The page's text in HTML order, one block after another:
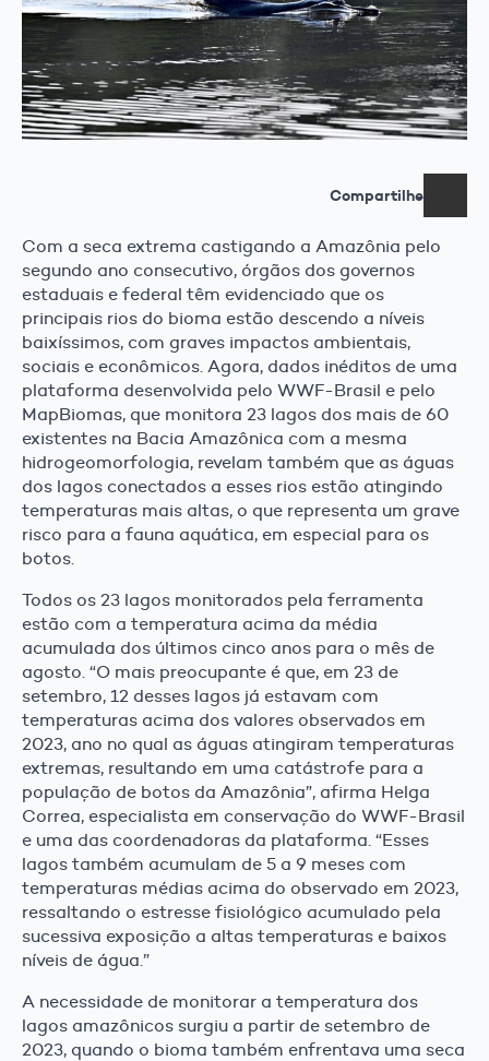
Compartilhe
Com a seca extrema castigando a Amazônia pelo
segundo ano consecutivo, órgãos dos governos
estaduais e federal têm evidenciado que os
principais rios do bioma estão descendo a níveis
baixíssimos, com graves impactos ambientais,
sociais e econômicos. Agora, dados inéditos de uma
plataforma desenvolvida pelo WWF-Brasil e pelo
MapBiomas, que monitora 23 lagos dos mais de 60
existentes na Bacia Amazônica com a mesma
hidrogeomorfologia, revelam também que as águas
dos lagos conectados a esses rios estão atingindo
temperaturas mais altas, o que representa um grave
risco para a fauna aquática, em especial para os
botos.
Todos os 23 lagos monitorados pela ferramenta
estão com a temperatura acima da média
acumulada dos últimos cinco anos para o mês de
agosto. “O mais preocupante é que, em 23 de
setembro, 12 desses lagos já estavam com
temperaturas acima dos valores observados em
2023, ano no qual as águas atingiram temperaturas
extremas, resultando em uma catástrofe para a
população de botos da Amazônia”, afirma Helga
Correa, especialista em conservação do WWF-Brasil
e uma das coordenadoras da plataforma. “Esses
lagos também acumulam de 5 a 9 meses com
temperaturas médias acima do observado em 2023,
ressaltando o estresse fisiológico acumulado pela
sucessiva exposição a altas temperaturas e baixos
níveis de água.”
A necessidade de monitorar a temperatura dos
lagos amazônicos surgiu a partir de setembro de
2023, quando o bioma também enfrentava uma seca